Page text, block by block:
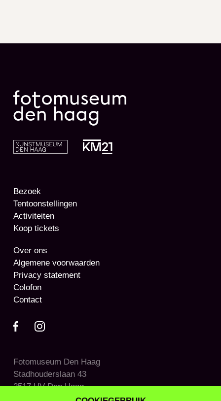
Bezoek
Tentoonstellingen
Activiteiten
Koop tickets
Over ons
Algemene voorwaarden
Privacy statement
Colofon
Contact
Fotomuseum Den Haag
Stadhouderslaan 43
2517 HV Den Haag